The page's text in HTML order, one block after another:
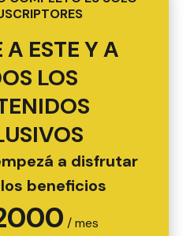
ESTE Y A
LOS
a disfrutar
beneficios
/ mes